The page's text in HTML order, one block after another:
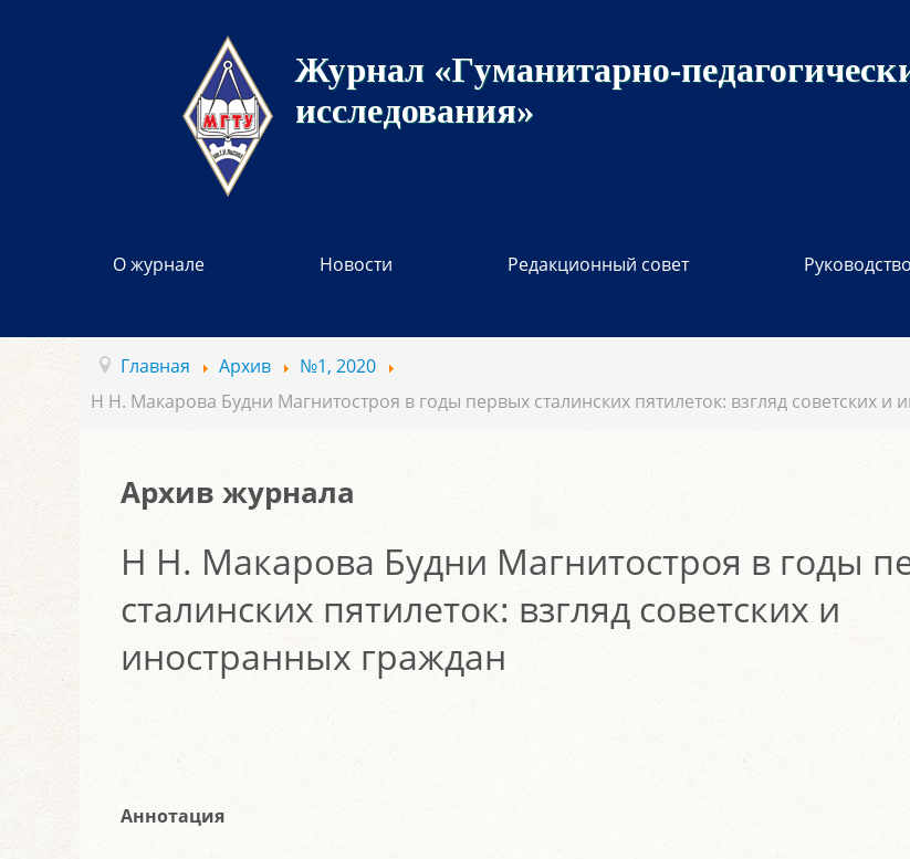
Журнал «Гуманитарно-
исследования»
О журнале Новости Редакционный совет
Главная Архив
№1, 2020
Н Н. Макарова Будни Магнитостроя в годы первых сталинских пятилеток: взгляд советских и
Архив журнала
Н Н. Макарова Будни Магнитостроя в годы
сталинских пятилеток: взгляд советских и
иностранных граждан
Аннотация